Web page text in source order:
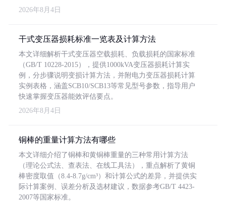
2026年8月4日
干式变压器损耗标准一览表及计算方法
本文详细解析干式变压器空载损耗、负载损耗的国家标准
（GB/T 10228-2015），提供1000kVA变压器损耗计算实
例，分步骤说明变损计算方法，并附电力变压器损耗计算
实例表格，涵盖SCB10/SCB13等常见型号参数，指导用户
快速掌握变压器能效评估要点。
2026年8月4日
铜棒的重量计算方法有哪些
本文详细介绍了铜棒和黄铜棒重量的三种常用计算方法
（理论公式法、查表法、在线工具法），重点解析了黄铜
棒密度取值（8.4-8.7g/cm³）和计算公式的差异，并提供实
际计算案例、误差分析及选材建议，数据参考GB/T 4423-
2007等国家标准。